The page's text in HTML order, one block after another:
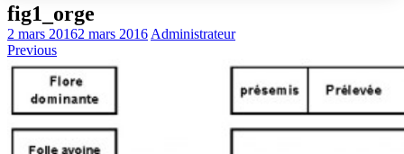
fig1_orge
2 mars 20162 mars 2016 Administrateur
Previous